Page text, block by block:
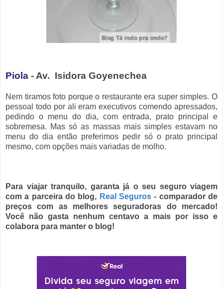
Piola - Av. Isidora Goyenechea
Nem tiramos foto porque o restaurante era super simples. O
pessoal todo por ali eram executivos comendo apressados,
pedindo o menu do dia, com entrada, prato principal e
sobremesa. Mas só as massas mais simples estavam no
menu do dia então preferimos pedir só o prato principal
mesmo, com opções mais variadas de molho.
Para viajar tranquilo, garanta já o seu seguro viagem
com a parceira do blog, Real Seguros - comparador de
preços com as melhores seguradoras do mercado!
Você não gasta nenhum centavo a mais por isso e
colabora para manter o blog!